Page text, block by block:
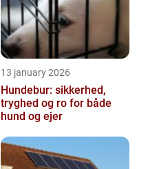
13 january 2026
Hundebur: sikkerhed,
tryghed og ro for både
hund og ejer